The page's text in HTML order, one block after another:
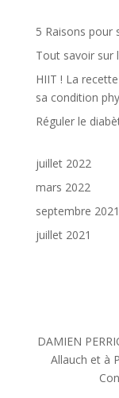
5 Raisons pour
Tout savoir sur
HIIT ! La
sa condition
Réguler le
juillet 2022
mars 2022
septembre 2021
juillet 2021
DAMIEN
Allauch et à